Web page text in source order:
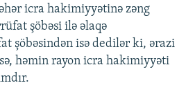
icra hakimiyyətinə zəng
şöbəsi ilə əlaqə
şöbəsindən isə dedilər ki, ərazi
həmin rayon icra hakimiyyəti